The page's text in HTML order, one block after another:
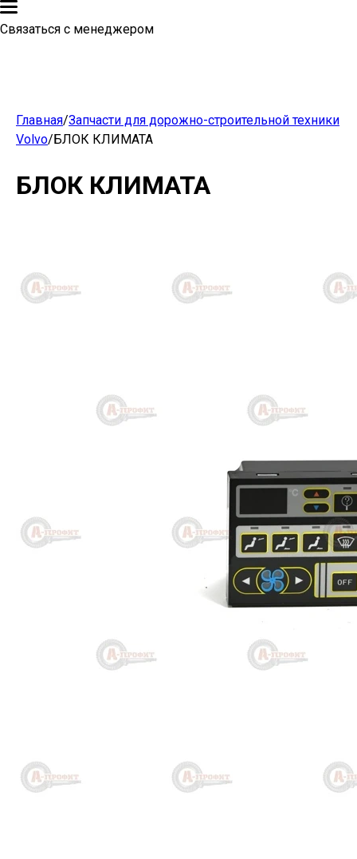
Связаться с менеджером
Главная/Запчасти для дорожно-строительной техники
Volvo/БЛОК КЛИМАТА
БЛОК КЛИМАТА